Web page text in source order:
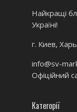
Найкращі
Україні!
г. Киев,
info@sv-
Офіційний
Категорії